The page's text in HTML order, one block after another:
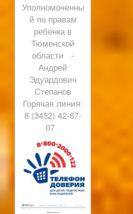
Уполномоченны
й по правам
ребенка в
Тюменской
области -
Андрей
Эдуардович
Степанов
Горячая линия:
8 (3452) 42-67-
07